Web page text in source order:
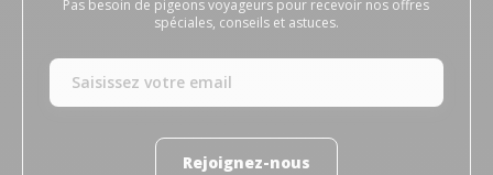
Pas besoin de pigeons voyageurs pour recevoir nos offres
spéciales, conseils et astuces.
Rejoignez-nous